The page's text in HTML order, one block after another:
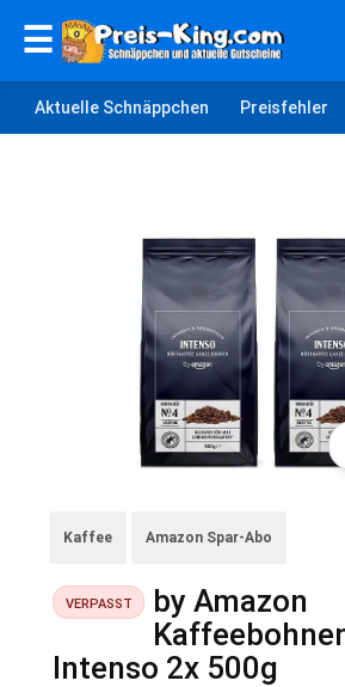
☰
Aktuelle Schnäppchen Preisfehler
Kaffee Amazon Spar-Abo
VERPASST
by Amazon
Intenso 2x 500g